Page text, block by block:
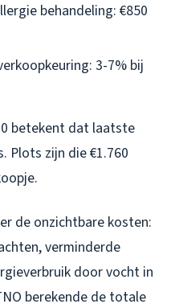
behandeling: €850
3-7% bij
betekent dat laatste
Plots zijn die €1.760
de onzichtbare kosten:
verminderde
door vocht in
berekende de totale